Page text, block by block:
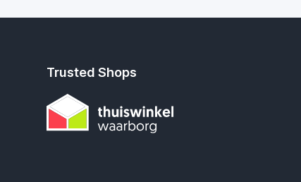
Trusted Shops